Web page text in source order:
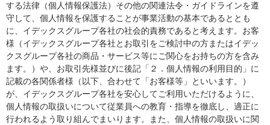
する法律（個人情報保護法）その他の関連法令・ガイドラインを遵
守して、個人情報を保護することが事業活動の基本であるととも
に、イデックスグループ各社の社会的責務であると考えます。お客
様（イデックスグループ各社とお取引をご検討中の方またはイデッ
クスグループ各社の商品・サービス等にご関心をお持ちの方を含み
ます。）や、お取引先様並びに後記「２．個人情報の利用目的」に
記載の各関係者様（以下、合わせて「お客様等」といいます。）
が、イデックスグループ各社を安心してご利用いただけるように、
個人情報の取扱いについて従業員への教育・指導を徹底し、適正に
行われるよう取り組んでまいります。また、個人情報の取扱いに関